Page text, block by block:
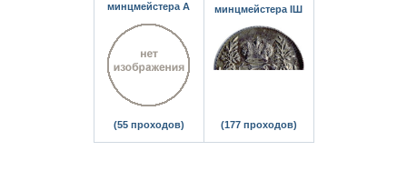
минцмейстера А
(55 проходов)
минцмейстера IШ
(177 проходов)